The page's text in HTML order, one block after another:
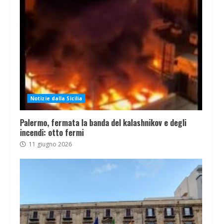
Notizie dalla Sicilia
Palermo, fermata la banda del kalashnikov e degli
incendi: otto fermi
11 giugno 2026